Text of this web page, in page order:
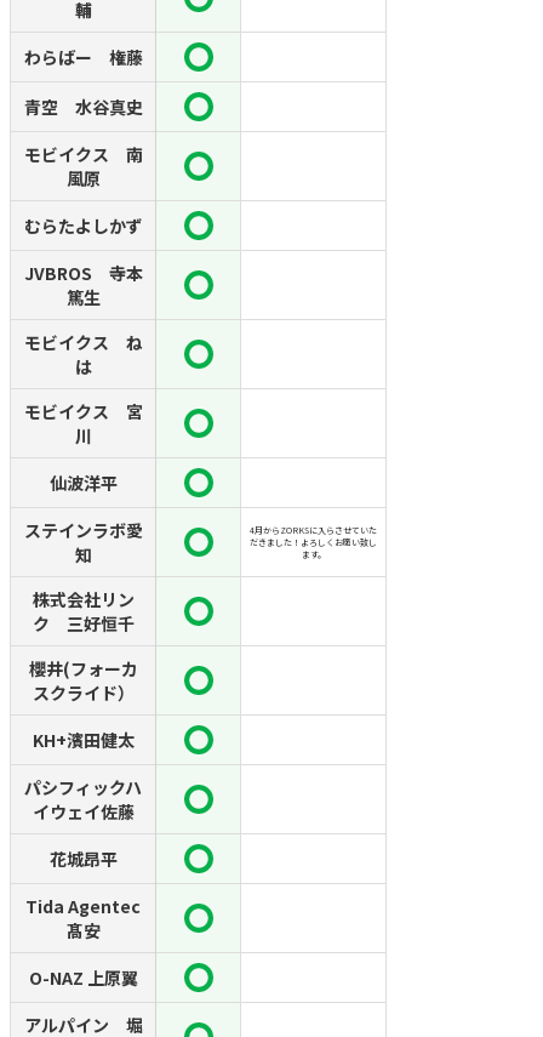
輔
わらばー 権藤
青空 水谷真史
モビイクス 南
風原
むらたよしかず
JVBROS 寺本
篤生
モビイクス ね
は
モビイクス 宮
川
仙波洋平
ステインラボ愛
知
4月からZORKSに入らさせていた
だきました！よろしくお願い致し
ます。
株式会社リン
ク 三好恒千
櫻井(フォーカ
スクライド）
KH+濱田健太
パシフィックハ
イウェイ佐藤
花城昂平
Tida Agentec
髙安
O-NAZ 上原翼
アルパイン 堀